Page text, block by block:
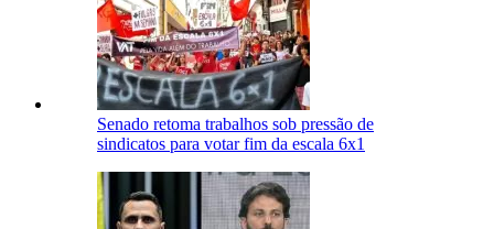
Senado retoma trabalhos sob pressão de
sindicatos para votar fim da escala 6x1